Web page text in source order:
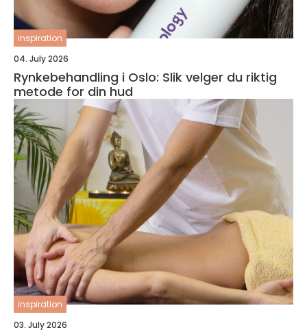
inspiration
04. July 2026
Rynkebehandling i Oslo: Slik velger du riktig
metode for din hud
inspiration
03. July 2026